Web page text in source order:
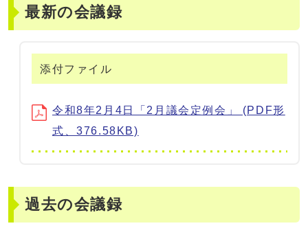
最新の会議録
添付ファイル
令和8年2月4日「2月議会定例会」 (PDF形
式、376.58KB)
過去の会議録